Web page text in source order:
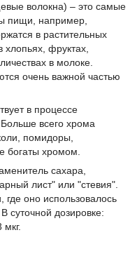
волокна) – это самые
пищи, например,
в растительных
хлопьях, фруктах,
в молоке.
очень важной частью
в процессе
всего хрома
помидоры,
богаты хромом.
сахара,
лист" или "стевия".
оно использовалось
суточной дозировке: